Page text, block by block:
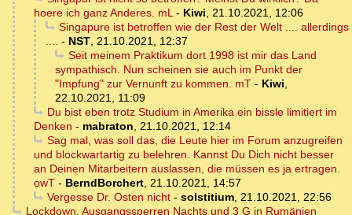
hoere ich ganz Anderes. mL - Kiwi
21.10.2021, 12:06
Singapure ist betroffen wie der Rest der Welt .... allerdings
- NST 21.10.2021, 12:37
Seit meinem Praktikum dort 1998 ist mir das Land
sympathisch. Nun scheinen sie auch im Punkt der
"Impfung" zur Vernunft zu kommen. mT - Kiwi
22.10.2021, 11:09
Du bist eben trotz Studium in Amerika ein bissle limitiert im
Denken - mabraton
21.10.2021, 12:14
Sag mal, was soll das, die Leute hier im Forum anzugreifen
und blockwartartig zu belehren. Kannst Du Dich nicht besser
an Deinen Mitarbeitern auslassen, die müssen es ja ertragen.
owT - BerndBorchert 21.10.2021, 14:57
Vergesse Dr. Osten nicht- solstitium, 21.10.2021, 22:56
Lockdown, Ausgangssperren Nachts und 3 G in Rumänien